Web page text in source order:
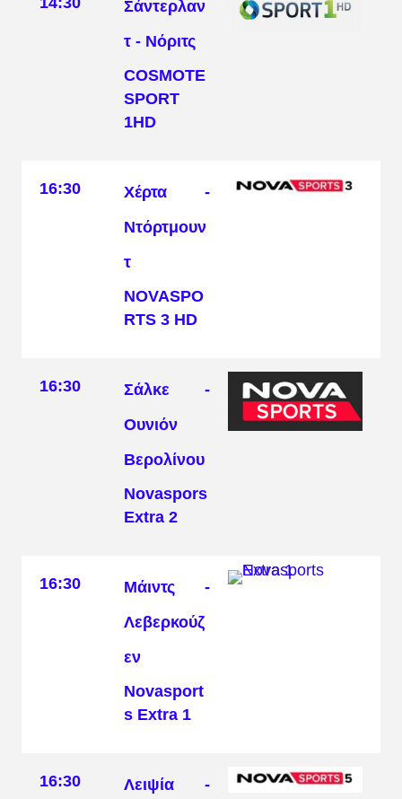
Σάντερλαν
τ - Νόριτς
COSMOTE
SPORT
1HD
16:30
Χέρτα -
Ντόρτμουν
τ
NOVASPO
RTS 3 HD
16:30
Σάλκε -
Ουνιόν
Βερολίνου
Novaspors
Extra 2
16:30
Μάιντς -
Λεβερκούζ
εν
Novasport
s Extra 1
16:30
Λειψία -